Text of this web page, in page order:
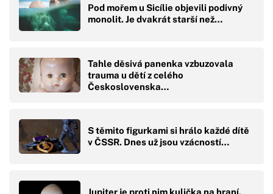
Pod mořem u Sicílie objevili podivný
monolit. Je dvakrát starší než…
Tahle děsivá panenka vzbuzovala
trauma u dětí z celého
Československa…
S těmito figurkami si hrálo každé dítě
v ČSSR. Dnes už jsou vzácností…
Jupiter je proti nim kulička na hraní.